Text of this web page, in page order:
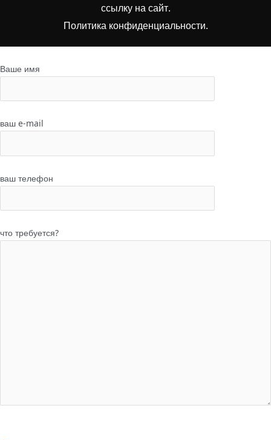
ссылку на сайт.
Политика конфиденциальности.
Ваше имя
ваш e-mail
ваш телефон
что требуется?